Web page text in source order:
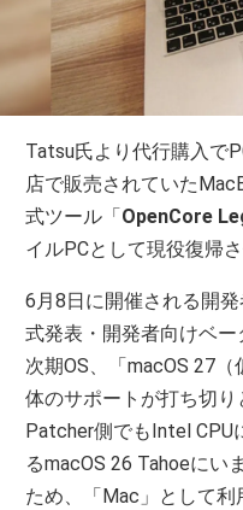
Tatsu氏より代行購入で
店で販売されていた
式ツール「 OpenCore
イルPCとして現役復帰
6月8日に開催される開
式発表・開発者向けベ
次期OS、「macOS 27
体のサポートが打ち切
Patcher側でもIntel CPU
るmacOS 26 Tahoeにい
ため、「Mac」として